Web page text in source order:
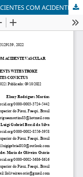
ABORDAGEM FISIOTERAPÊUTICA EM PACIENTES COM ACIDENTE VASCULAR ENCEFÁLICO (AVE)